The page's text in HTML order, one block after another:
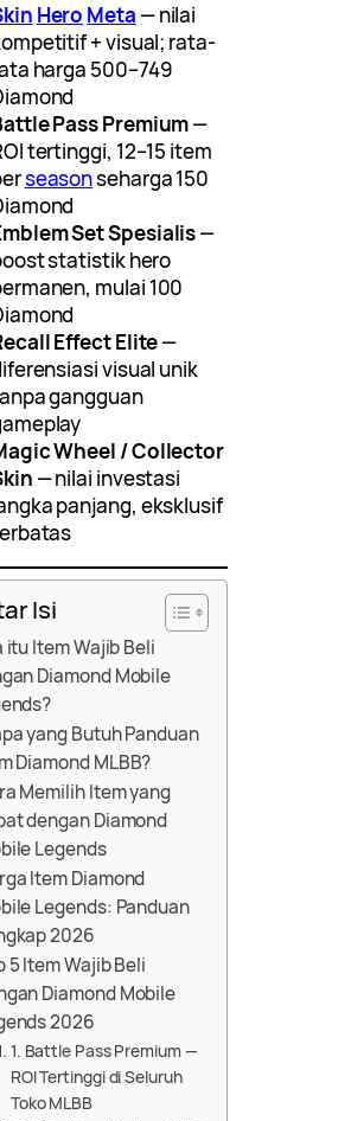
Hero Meta — nilai
+ visual; rata-
harga 500–749
Pass Premium—
tertinggi, 12–15 item
seasonseharga 150
Set Spesialis—
statistik hero
mulai 100
Effect Elite—
visual unik
gangguan
Wheel / Collector
— nilai investasi
panjang, eksklusif
Isi
itu Item Wajib Beli
Diamond Mobile
yang Butuh Panduan
Diamond MLBB?
Memilih Item yang
dengan Diamond
Legends
Item Diamond
Legends: Panduan
2026
5 Item Wajib Beli
Diamond Mobile
2026
1. Battle Pass Premium —
ROI Tertinggi di Seluruh
Toko MLBB